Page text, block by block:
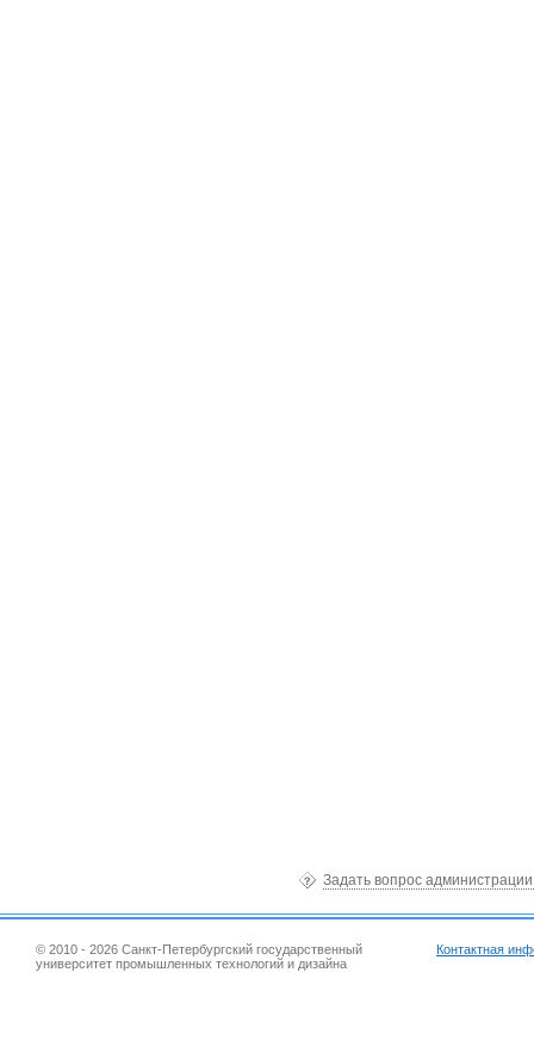
Задать вопрос
© 2010 - 2026 Санкт-Петербургский государственный
университет промышленных технологий и дизайна
Контактная